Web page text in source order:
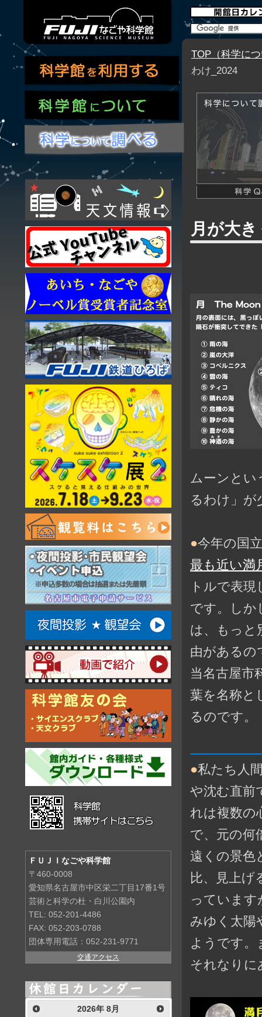
TOP（科学に
わけ_2024
月が大
ムーンと
るわけ」が
●今年の国
最も近い満
トルで表
です。しか
は、もっと
由があるの
当名古屋市
葉を名称と
るのです。
●私たち人
や沈む直前
れは複数の
で、元の何
遠くの景色
比、見上げ
っています
みゆく太陽
ようです
それなりに
ＦＵＪＩなごや科学館
〒460-0008
愛知県名古屋市中区栄二丁目17番1号
芸術と科学の杜・白川公園内
TEL: 052-201-4486
FAX: 052-203-0788
団体専用電話：052-231-9771
交通アクセス
2026年8月